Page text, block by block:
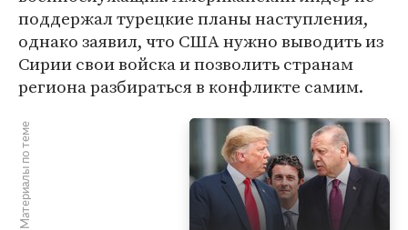
поддержал турецкие планы наступления,
однако заявил, что США нужно выводить из
Сирии свои войска и позволить странам
региона разбираться в конфликте самим.
Материалы по теме